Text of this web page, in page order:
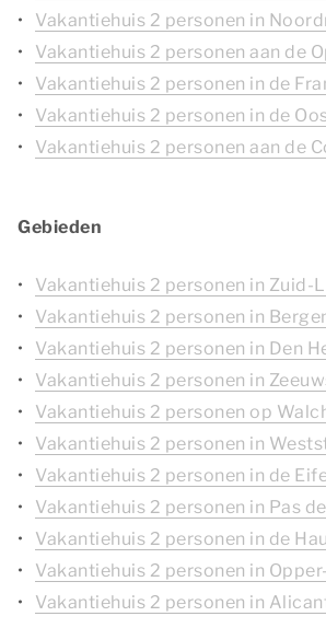
Vakantiehuis 2 personen in
Vakantiehuis 2 personen aan de
Vakantiehuis 2 personen in de
Vakantiehuis 2 personen in de
Vakantiehuis 2 personen aan de
Gebieden
Vakantiehuis 2 personen in Zuid-
Vakantiehuis 2 personen in
Vakantiehuis 2 personen in Den
Vakantiehuis 2 personen in
Vakantiehuis 2 personen op
Vakantiehuis 2 personen in
Vakantiehuis 2 personen in de
Vakantiehuis 2 personen in Pas
Vakantiehuis 2 personen in de
Vakantiehuis 2 personen in
Vakantiehuis 2 personen in